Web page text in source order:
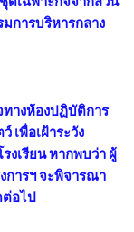
การบริหารกลาง
ทางห้องปฏิบัติการ
เพื่อเฝ้าระวัง
เรียน หากพบว่า ผู้
ารฯ จะพิจารณา
อไป